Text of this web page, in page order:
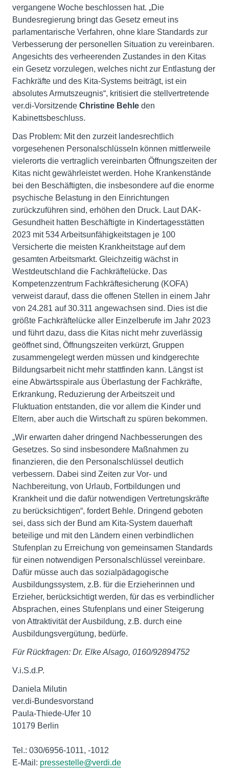
vergangene Woche beschlossen hat. „Die
Bundesregierung bringt das Gesetz erneut ins
parlamentarische Verfahren, ohne klare Standards zur
Verbesserung der personellen Situation zu vereinbaren.
Angesichts des verheerenden Zustandes in den Kitas
ein Gesetz vorzulegen, welches nicht zur Entlastung der
Fachkräfte und des Kita-Systems beiträgt, ist ein
absolutes Armutszeugnis“, kritisiert die stellvertretende
ver.di-Vorsitzende Christine Behle den
Kabinettsbeschluss.
Das Problem: Mit den zurzeit landesrechtlich
vorgesehenen Personalschlüsseln können mittlerweile
vielerorts die vertraglich vereinbarten Öffnungszeiten der
Kitas nicht gewährleistet werden. Hohe Krankenstände
bei den Beschäftigten, die insbesondere auf die enorme
psychische Belastung in den Einrichtungen
zurückzuführen sind, erhöhen den Druck. Laut DAK-
Gesundheit hatten Beschäftigte in Kindertagesstätten
2023 mit 534 Arbeitsunfähigkeitstagen je 100
Versicherte die meisten Krankheitstage auf dem
gesamten Arbeitsmarkt. Gleichzeitig wächst in
Westdeutschland die Fachkräftelücke. Das
Kompetenzzentrum Fachkräftesicherung (KOFA)
verweist darauf, dass die offenen Stellen in einem Jahr
von 24.281 auf 30.311 angewachsen sind. Dies ist die
größte Fachkräftelücke aller Einzelberufe im Jahr 2023
und führt dazu, dass die Kitas nicht mehr zuverlässig
geöffnet sind, Öffnungszeiten verkürzt, Gruppen
zusammengelegt werden müssen und kindgerechte
Bildungsarbeit nicht mehr stattfinden kann. Längst ist
eine Abwärtsspirale aus Überlastung der Fachkräfte,
Erkrankung, Reduzierung der Arbeitszeit und
Fluktuation entstanden, die vor allem die Kinder und
Eltern, aber auch die Wirtschaft zu spüren bekommen.
„Wir erwarten daher dringend Nachbesserungen des
Gesetzes. So sind insbesondere Maßnahmen zu
finanzieren, die den Personalschlüssel deutlich
verbessern. Dabei sind Zeiten zur Vor- und
Nachbereitung, von Urlaub, Fortbildungen und
Krankheit und die dafür notwendigen Vertretungskräfte
zu berücksichtigen“, fordert Behle. Dringend geboten
sei, dass sich der Bund am Kita-System dauerhaft
beteilige und mit den Ländern einen verbindlichen
Stufenplan zu Erreichung von gemeinsamen Standards
für einen notwendigen Personalschlüssel vereinbare.
Dafür müsse auch das sozialpädagogische
Ausbildungssystem, z.B. für die Erzieherinnen und
Erzieher, berücksichtigt werden, für das es verbindlicher
Absprachen, eines Stufenplans und einer Steigerung
von Attraktivität der Ausbildung, z.B. durch eine
Ausbildungsvergütung, bedürfe.
Für Rückfragen: Dr. Elke Alsago, 0160/92894752
V.i.S.d.P.
Daniela Milutin
ver.di-Bundesvorstand
Paula-Thiede-Ufer 10
10179 Berlin
Tel.: 030/6956-1011, -1012
E-Mail: pressestelle@verdi.de